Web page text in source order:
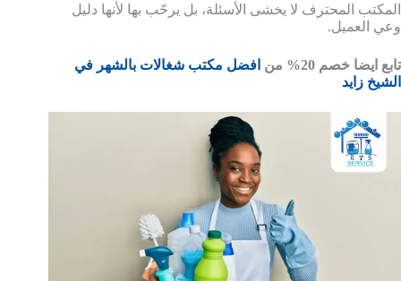
المكتب المحترف لا يخشى الأسئلة، بل يرحّب بها لأنها دليل
وعي العميل.
تابع ايضا خصم 20% من
افضل مكتب شغالات بالشهر في
الشيخ زايد